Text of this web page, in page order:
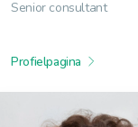
Senior consultant
Profielpagina